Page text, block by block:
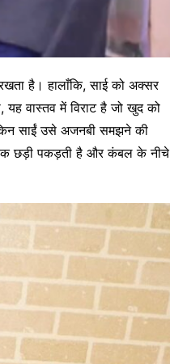
है। हालाँकि, साई को अक्सर
वास्तव में विराट है जो खुद को
साईं उसे अजनबी समझने की
छड़ी पकड़ती है और कंबल के नीचे